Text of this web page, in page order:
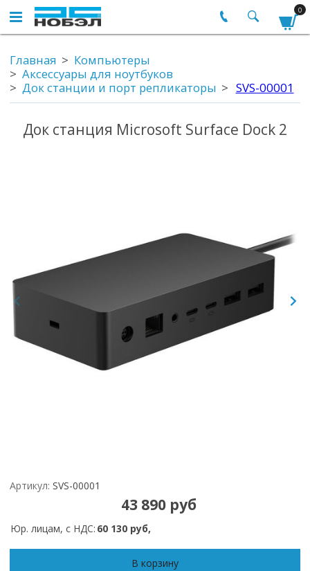
0
Главная
Компьютеры
Аксессуары для ноутбуков
Док станции и порт репликаторы
SVS-00001
Док станция Microsoft Surface Dock 2
Артикул: SVS-00001
43 890 руб
Юр. лицам, с НДС: 60 130 руб,
В корзину